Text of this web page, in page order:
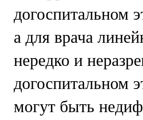
догоспитальном
а для врача
нередко и
догоспитальном
могут быть